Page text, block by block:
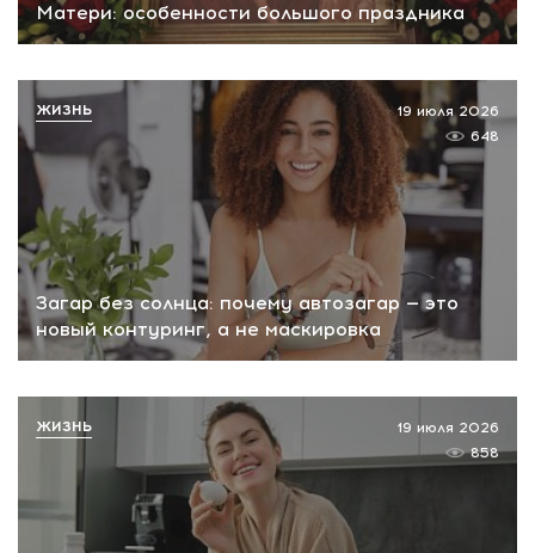
Матери: особенности большого праздника
Загар без солнца: почему автозагар — это
новый контуринг, а не маскировка
19 июля 2026
648
ЖИЗНЬ
19 июля 2026
858
ЖИЗНЬ